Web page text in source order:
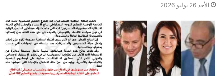
الأحد 26 يوليو 2026